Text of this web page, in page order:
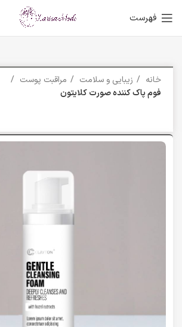
فهرست
خانه زیبایی و سلامت
مراقبت پوست
فوم پاک کننده صورت کلایتون